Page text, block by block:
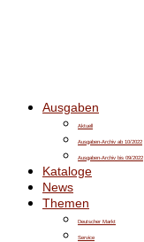
Ausgaben
Aktuell
Ausgaben-Archiv ab 10/2022
Ausgaben-Archiv bis 09/2022
Kataloge
News
Themen
Deutscher Markt
Service